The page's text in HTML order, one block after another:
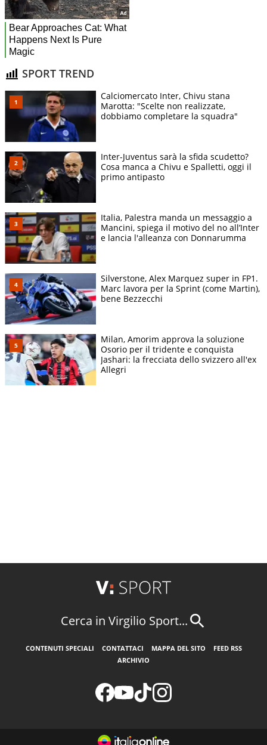
SPORT TREND
Calciomercato Inter, Chivu stana
Marotta: "Scelte non realizzate,
dobbiamo completare la squadra"
Inter-Juventus sarà la sfida scudetto?
Cosa manca a Chivu e Spalletti, oggi il
primo antipasto
Italia, Palestra manda un messaggio a
Mancini, spiega il motivo del no all’Inter
e lancia l'alleanza con Donnarumma
Silverstone, Alex Marquez super in FP1.
Marc lavora per la Sprint (come Martin),
bene Bezzecchi
Milan, Amorim approva la soluzione
Osorio per il tridente e conquista
Jashari: la frecciata dello svizzero all'ex
Allegri
Cerca in Virgilio Sport...
CONTENUTI SPECIALI CONTATTACI MAPPA DEL SITO
FEED RSS
ARCHIVIO